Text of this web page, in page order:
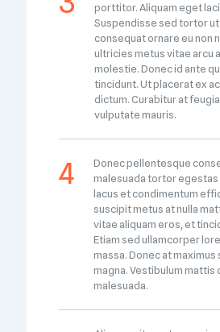
porttitor. Aliquam eget
Suspendisse sed tortor ut
consequat ornare eu non
ultricies metus vitae arcu
molestie. Donec id ante
tincidunt. Ut placerat ex
dictum. Curabitur at
vulputate mauris.
Donec pellentesque
malesuada tortor egestas
lacus et condimentum
suscipit metus at nulla
vitae aliquam eros, et
Etiam sed ullamcorper
massa. Donec at maximus
magna. Vestibulum mattis
malesuada.